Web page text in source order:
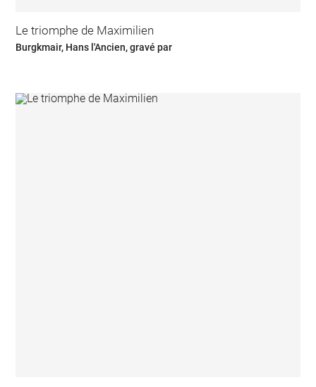
Le triomphe de Maximilien
Burgkmair, Hans l'Ancien, gravé par